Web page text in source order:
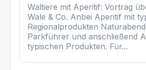
Waltiere mit Aperitif: Vortrag
Wale & Co. Anbei Aperitif mit
Regionalprodukten
Parkführer und anschließend
typischen Produkten. Für...